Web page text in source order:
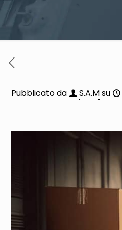
Pubblicato da S.A.Msu